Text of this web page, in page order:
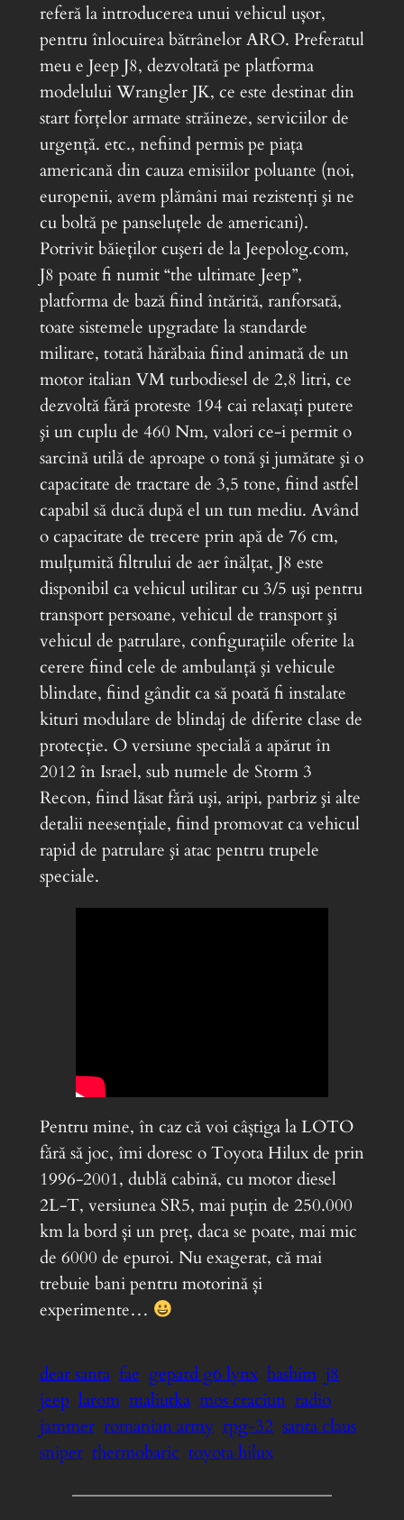
referă la introducerea unui vehicul ușor,
pentru înlocuirea bătrânelor ARO. Preferatul
meu e Jeep J8, dezvoltată pe platforma
modelului Wrangler JK, ce este destinat din
start forţelor armate străineze, serviciilor de
urgenţă. etc., nefiind permis pe piaţa
americană din cauza emisiilor poluante (noi,
europenii, avem plămâni mai rezistenţi şi ne
cu boltă pe panseluţele de americani).
Potrivit băieţilor cuşeri de la Jeepolog.com,
J8 poate fi numit “the ultimate Jeep”,
platforma de bază fiind întărită, ranforsată,
toate sistemele upgradate la standarde
militare, totată hărăbaia fiind animată de un
motor italian VM turbodiesel de 2,8 litri, ce
dezvoltă fără proteste 194 cai relaxaţi putere
şi un cuplu de 460 Nm, valori ce-i permit o
sarcină utilă de aproape o tonă şi jumătate şi o
capacitate de tractare de 3,5 tone, fiind astfel
capabil să ducă după el un tun mediu. Având
o capacitate de trecere prin apă de 76 cm,
mulţumită filtrului de aer înălţat, J8 este
disponibil ca vehicul utilitar cu 3/5 uşi pentru
transport persoane, vehicul de transport şi
vehicul de patrulare, configuraţiile oferite la
cerere fiind cele de ambulanţă şi vehicule
blindate, fiind gândit ca să poată fi instalate
kituri modulare de blindaj de diferite clase de
protecţie. O versiune specială a apărut în
2012 în Israel, sub numele de Storm 3
Recon, fiind lăsat fără uşi, aripi, parbriz şi alte
detalii neesenţiale, fiind promovat ca vehicul
rapid de patrulare şi atac pentru trupele
speciale.
Pentru mine, în caz că voi câștiga la LOTO
fără să joc, îmi doresc o Toyota Hilux de prin
1996-2001, dublă cabină, cu motor diesel
2L-T, versiunea SR5, mai puțin de 250.000
km la bord și un preț, daca se poate, mai mic
de 6000 de epuroi. Nu exagerat, că mai
trebuie bani pentru motorină și
experimente…
dear santa fae gepard g6 lynx hashim j8
jeep larom maliutka mos craciun radio
jammer romanian army rpg-32 santa claus
sniper thermobaric toyota hilux